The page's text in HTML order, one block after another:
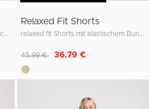
Relaxed Fit Shorts
Reduziert von
45,99 € auf
36,79 €